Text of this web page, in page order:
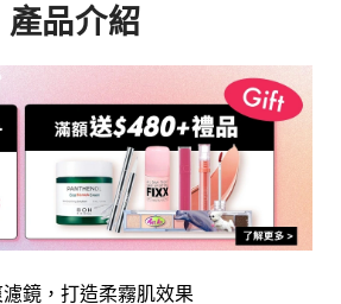
產品介紹
鏡，打造柔霧肌效果